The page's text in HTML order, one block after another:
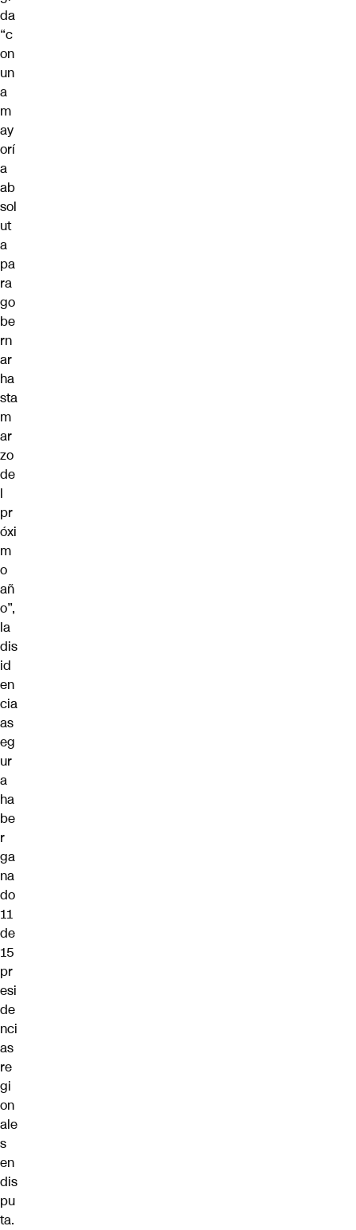
da
“c
on
un
a
m
ay
orí
a
ab
sol
ut
a
pa
ra
go
be
rn
ar
ha
sta
m
ar
zo
de
l
pr
óxi
m
o
añ
o”,
la
dis
id
en
cia
as
eg
ur
a
ha
be
r
ga
na
do
11
de
15
pr
esi
de
nci
as
re
gi
on
ale
s
en
dis
pu
ta.